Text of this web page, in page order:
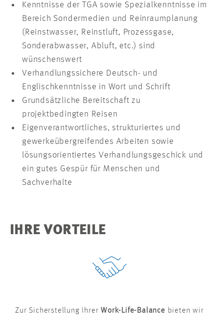
Kenntnisse der TGA sowie Spezialkenntnisse im
Bereich Sondermedien und Reinraumplanung
(Reinstwasser, Reinstluft, Prozessgase,
Sonderabwasser, Abluft, etc.) sind
wünschenswert
Verhandlungssichere Deutsch- und
Englischkenntnisse in Wort und Schrift
Grundsätzliche Bereitschaft zu
projektbedingten Reisen
Eigenverantwortliches, strukturiertes und
gewerkeübergreifendes Arbeiten sowie
lösungsorientiertes Verhandlungsgeschick und
ein gutes Gespür für Menschen und
Sachverhalte
IHRE VORTEILE
Zur Sicherstellung IhrerWork-Life-Balance bieten wir